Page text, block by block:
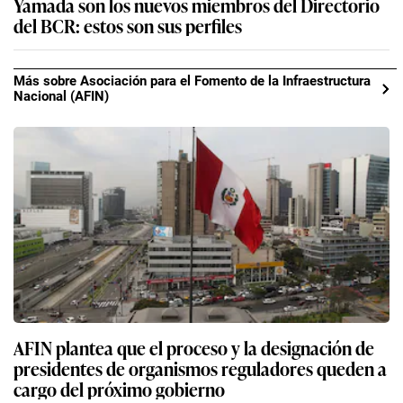
del BCR: estos son sus perfiles
Más sobre Asociación para el Fomento de la Infraestructura
Nacional (AFIN)
AFIN plantea que el proceso y la designación de
presidentes de organismos reguladores queden a
cargo del próximo gobierno